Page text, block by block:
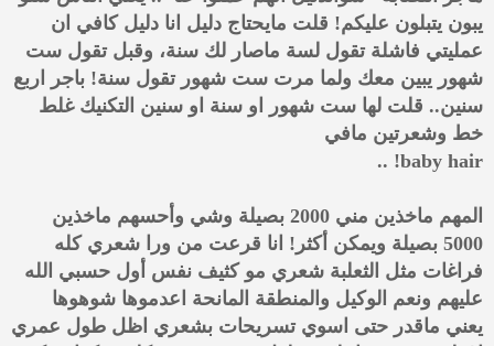
يبون يتبلون عليكم! قلت مايحتاج دليل انا دليل كافي ان
عمليتي فاشلة تقول لسة ماصار لك سنة، وقبل تقول ست
شهور يبين معك ولما مرت ست شهور تقول سنة! باجر اربع
سنين.. قلت لها ست شهور او سنة او سنين التكنيك غلط
خط وشعرتين مافي
baby hair! ..
المهم ماخذين مني 2000 بصيلة وشي وأحسهم ماخذين
5000 بصيلة ويمكن أكثر! انا قرعت من ورا شعري كله
فراغات مثل الثعلبة شعري مو كثيف نفس أول حسبي الله
عليهم ونعم الوكيل والمنطقة المانحة اعدموها شوهوها
يعني ماقدر حتى اسوي تسريحات بشعري اظل طول عمري